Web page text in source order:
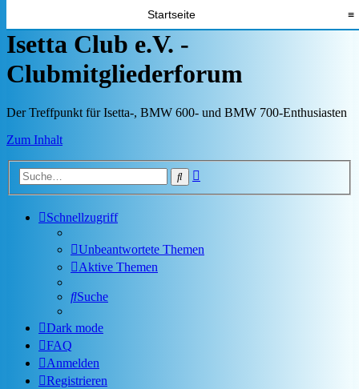
Startseite ≡
Isetta Club e.V. -
Clubmitgliederforum
Der Treffpunkt für Isetta-, BMW 600- und BMW 700-Enthusiasten
Zum Inhalt
Suche
Schnellzugriff
Unbeantwortete Themen
Aktive Themen
Suche
Dark mode
FAQ
Anmelden
Registrieren